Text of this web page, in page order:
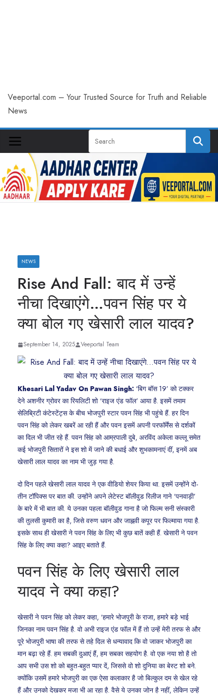
Veeportal.com – Your Trusted Source for Truth and Reliable
News
NEWS
Rise And Fall: बाद में उन्हें
नीचा दिखाएंगे…पवन सिंह पर ये
क्या बोल गए खेसारी लाल यादव?
September 14, 2025 Veeportal Team
Khesari Lal Yadav On Pawan Singh: ‘बिग बॉस 19’ को टक्कर
देने अशनीर ग्रोवर का रियलिटी शो ‘राइज एंड फॉल’ आया है. इसमें तमाम
सेलिब्रिटी कंटेस्टेंट्स के बीच भोजपुरी स्टार पवन सिंह भी पहुंचे हैं. हर दिन
पवन सिंह को लेकर खबरें आ रही हैं और पवन इसमें अपनी परफॉर्मेंस से दर्शकों
का दिल भी जीत रहे हैं. पवन सिंह को आम्रपाली दुबे, अरविंद अकेला कल्लू समेत
कई भोजपुरी सितारों ने इस शो में जाने की बधाई और शुभकामनाएं दीं, इनमें अब
खेसारी लाल यादव का नाम भी जुड़ गया है.
दो दिन पहले खेसारी लाल यादव ने एक वीडियो शेयर किया था. इसमें उन्होंने दो-
तीन टॉपिक्स पर बात की. उन्होंने अपने लेटेस्ट बॉलीवुड रिलीज गाने ‘पनवाड़ी’
के बारे में भी बात की. ये उनका पहला बॉलीवुड गाना है जो फिल्म सनी संस्कारी
की तुलसी कुमारी का है, जिसे वरुण धवन और जाह्नवी कपूर पर फिल्माया गया है.
इसके साथ ही खेसारी ने पवन सिंह के लिए भी कुछ बातें कही हैं. खेसारी ने पवन
सिंह के लिए क्या कहा? आइए बताते हैं.
पवन सिंह के लिए खेसारी लाल
यादव ने क्या कहा?
खेसारी ने पवन सिंह को लेकर कहा, ‘हमारे भोजपुरी के राजा, हमारे बड़े भाई
जिनका नाम पवन सिंह है. वो अभी राइज एंड फॉल में हैं तो उन्हें मेरी तरफ से और
पूरे भोजपुरी भाषा की तरफ से तहे दिल से धन्यावाद कि वो जाकर भोजपुरी का
मान बढ़ा रहे हैं. हम सबकी दुआएं हैं, हम सबका सहयोग है. वो एक नया शो है तो
आप सभी उस शो को बहुत-बहुत प्यार दें, जिससे वो शो दुनिया का बेस्ट शो बने.
क्योंकि उसमें हमारे भोजपुरी का एक ऐसा कलाकार है जो बिल्कुल दम से खेल रहे
हैं और उनको देखकर मजा भी आ रहा है. वैसे ये उनका जोन है नहीं, लेकिन उन्हें